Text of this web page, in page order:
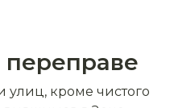
переправе
кроме чистого